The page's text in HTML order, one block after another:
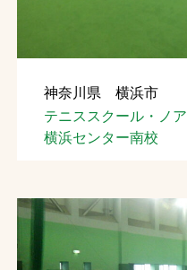
神奈川県 横浜市
テニススクール・ノア
横浜センター南校